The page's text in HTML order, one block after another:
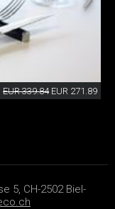
EUR 339.84 EUR 271.89
5, CH-2502 Biel-